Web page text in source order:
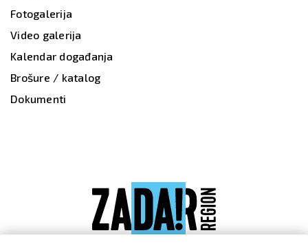
Fotogalerija
Video galerija
Kalendar događanja
Brošure / katalog
Dokumenti